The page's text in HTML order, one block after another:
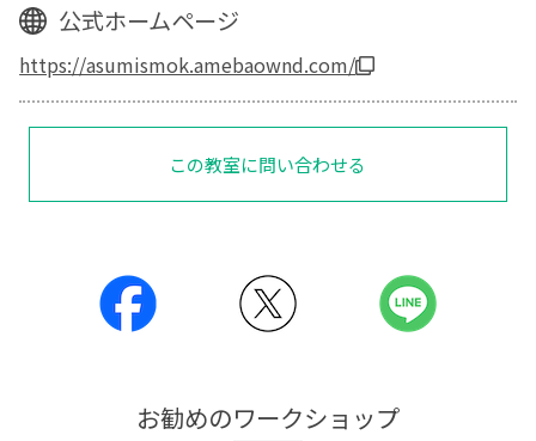
公式ホームページ
https://asumismok.amebaownd.com/
この教室に問い合わせる
お勧めのワークショップ